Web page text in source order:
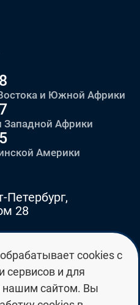
и Южной Африки
Западной Африки
Америки
Петербург,
28
cookies с
сервисов и для
нашим сайтом. Вы